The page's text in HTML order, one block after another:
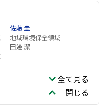
佐藤 圭
地域環境保全領域
田邊 潔
全て見る
閉じる